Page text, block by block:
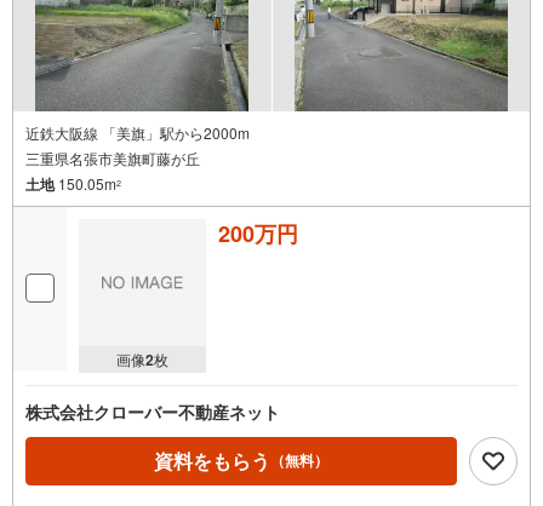
近鉄大阪線 「美旗」駅から2000m
三重県名張市美旗町藤が丘
土地150.05m2
画像2枚
200万円
株式会社クローバー不動産ネット
資料をもらう （無料）